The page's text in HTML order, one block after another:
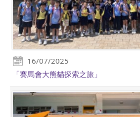
16/07/2025
「賽馬會大熊貓探索之旅」